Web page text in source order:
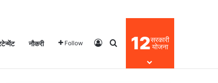
नौकरी Follow Log InSearch for
12सरकारी
योजना